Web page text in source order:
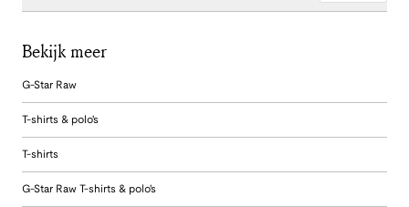
Bekijk meer
G-Star Raw
T-shirts & polo's
T-shirts
G-Star Raw T-shirts & polo's